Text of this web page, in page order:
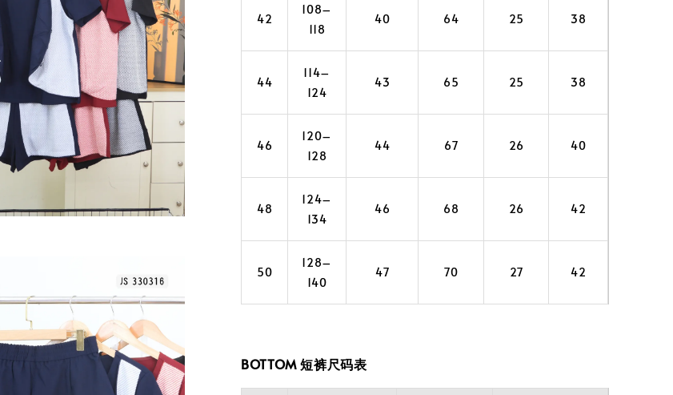
42
108–
118
40 64 25 38
44
114–
124
43 65 25 38
46
120–
128
44 67 26 40
48
124–
134
46 68 26 42
50
128–
140
47 70 27 42
BOTTOM 短裤尺码表